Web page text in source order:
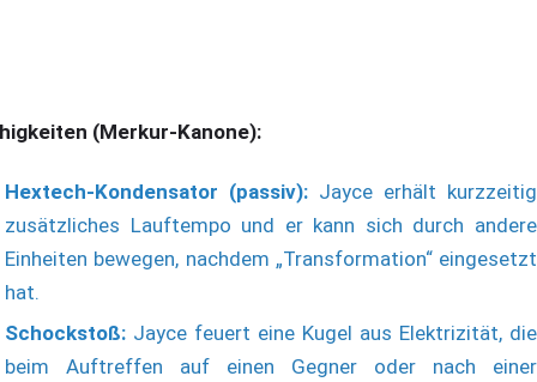
(Merkur-Kanone):
Hextech-Kondensator (passiv): Jayce erhält kurzzeitig
zusätzliches Lauftempo und er kann sich durch andere
Einheiten bewegen, nachdem „Transformation“ eingesetzt
hat.
Schockstoß: Jayce feuert eine Kugel aus Elektrizität, die
beim Auftreffen auf einen Gegner oder nach einer